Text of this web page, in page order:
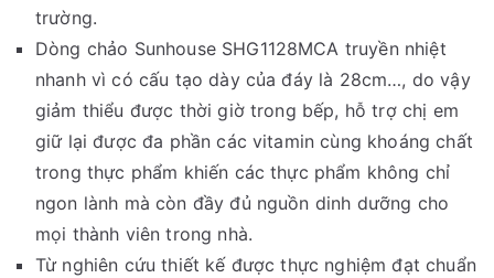
trường.
Dòng chảo Sunhouse SHG1128MCA truyền nhiệt
nhanh vì có cấu tạo dày của đáy là 28cm…, do vậy
giảm thiểu được thời giờ trong bếp, hỗ trợ chị em
giữ lại được đa phần các vitamin cùng khoáng chất
trong thực phẩm khiến các thực phẩm không chỉ
ngon lành mà còn đầy đủ nguồn dinh dưỡng cho
mọi thành viên trong nhà.
Từ nghiên cứu thiết kế được thực nghiệm đạt chuẩn